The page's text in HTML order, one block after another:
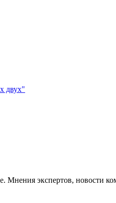
двух"
Мнения экспертов, новости